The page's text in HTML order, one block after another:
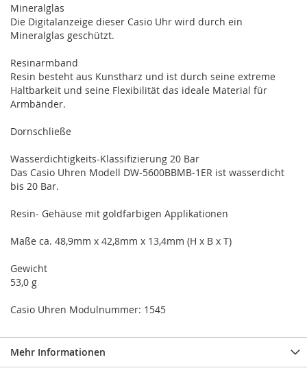
Mineralglas
Die Digitalanzeige dieser Casio Uhr wird durch ein
Mineralglas geschützt.
Resinarmband
Resin besteht aus Kunstharz und ist durch seine extreme
Haltbarkeit und seine Flexibilität das ideale Material für
Armbänder.
Dornschließe
Wasserdichtigkeits-Klassifizierung 20 Bar
Das Casio Uhren Modell DW-5600BBMB-1ER ist wasserdicht
bis 20 Bar.
Resin- Gehäuse mit goldfarbigen Applikationen
Maße ca. 48,9mm x 42,8mm x 13,4mm (H x B x T)
Gewicht
53,0 g
Casio Uhren Modulnummer: 1545
Mehr Informationen